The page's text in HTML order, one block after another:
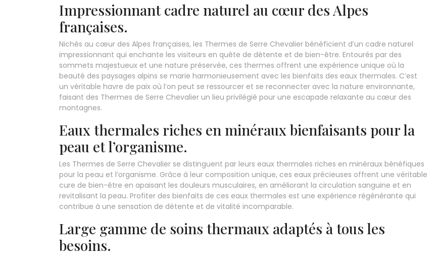
Impressionnant cadre naturel au cœur des Alpes
françaises.
Nichés au cœur des Alpes françaises, les Thermes de Serre Chevalier bénéficient d’un cadre naturel
impressionnant qui enchante les visiteurs en quête de détente et de bien-être. Entourés par des
sommets majestueux et une nature préservée, ces thermes offrent une expérience unique où la
beauté des paysages alpins se marie harmonieusement avec les bienfaits des eaux thermales. C’est
un véritable havre de paix où l’on peut se ressourcer et se reconnecter avec la nature environnante,
faisant des Thermes de Serre Chevalier un lieu privilégié pour une escapade relaxante au cœur des
montagnes.
Eaux thermales riches en minéraux bienfaisants pour la
peau et l’organisme.
Les Thermes de Serre Chevalier se distinguent par leurs eaux thermales riches en minéraux bénéfiques
pour la peau et l’organisme. Grâce à leur composition unique, ces eaux précieuses offrent une véritable
cure de bien-être en apaisant les douleurs musculaires, en améliorant la circulation sanguine et en
revitalisant la peau. Profiter des bienfaits de ces eaux thermales est une expérience régénérante qui
contribue à une sensation de détente et de vitalité incomparable.
Large gamme de soins thermaux adaptés à tous les
besoins.